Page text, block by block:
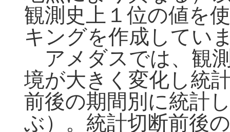
観測史上１位の値を
キングを作成してい
アメダスでは、観
境が大きく変化し統
前後の期間別に統計
ぶ）。統計切断前後